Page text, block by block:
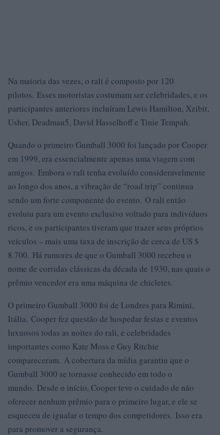
Na maioria das vezes, o rali é composto por 120
pilotos. Esses motoristas costumam ser celebridades, e os
participantes anteriores incluíram Lewis Hamilton, Xzibit,
Usher, Deadmau5, David Hasselhoff e Tinie Tempah.
Quando o primeiro Gumball 3000 foi lançado por Cooper
em 1999, era essencialmente apenas uma viagem com
amigos. Embora o rali tenha evoluído consideravelmente
ao longo dos anos, a vibração de “road trip” continua
sendo um forte componente do evento. O rali então
evoluiu para um evento exclusivo voltado para indivíduos
ricos, e os participantes tiveram que trazer seus próprios
veículos – mais uma taxa de inscrição de cerca de US $
8.700. Há rumores de que o Gumball 3000 recebeu o
nome de corridas clássicas da década de 1930, nas quais o
prêmio vencedor era uma máquina de chicletes.
O primeiro Gumball 3000 foi de Londres para Rimini,
Itália. Cooper fez questão de hospedar festas e eventos
luxuosos todas as noites do rali, e celebridades
importantes como Kate Moss e Guy Ritchie
compareceram. A cobertura da mídia garantiu que o
Gumball 3000 se tornasse conhecido em todo o
mundo. Desde o início, Cooper teve o cuidado de não
oferecer nenhum prêmio para o primeiro lugar, e ele se
esqueceu de igualar o tempo dos competidores. Isso era
para promover a segurança.